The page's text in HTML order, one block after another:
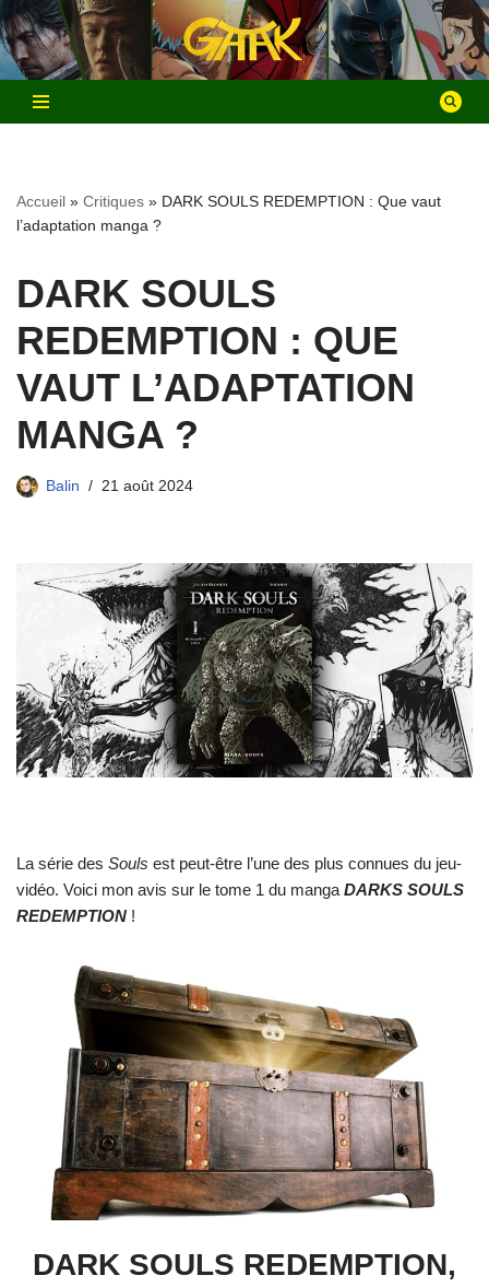
Aller
au
contenu
Accueil » Critiques » DARK SOULS REDEMPTION : Que vaut
l’adaptation manga ?
DARK SOULS
REDEMPTION : QUE
VAUT L’ADAPTATION
MANGA ?
Balin 21 août 2024
La série des Souls est peut-être l’une des plus connues du jeu-
vidéo. Voici mon avis sur le tome 1 du mangaDARKS SOULS
REDEMPTION !
DARK SOULS REDEMPTION,